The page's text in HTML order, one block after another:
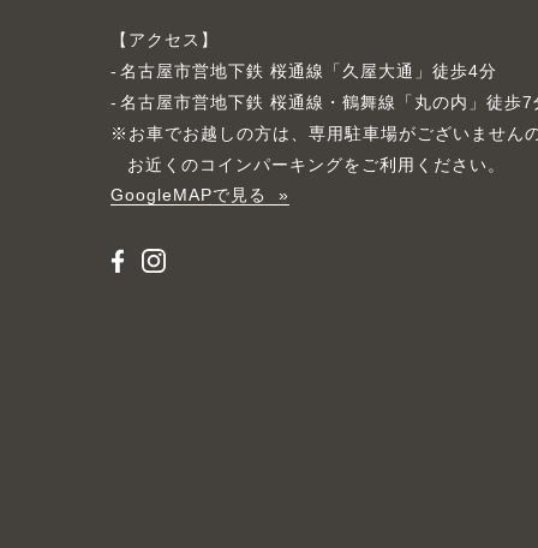
アクセス
名古屋市営地下鉄 桜通線「久屋大通」徒歩4分
名古屋市営地下鉄 桜通線・鶴舞線「丸の内」徒歩7
※お車でお越しの方は、専用駐車場がございません
お近くのコインパーキングをご利用ください。
GoogleMAPで見る